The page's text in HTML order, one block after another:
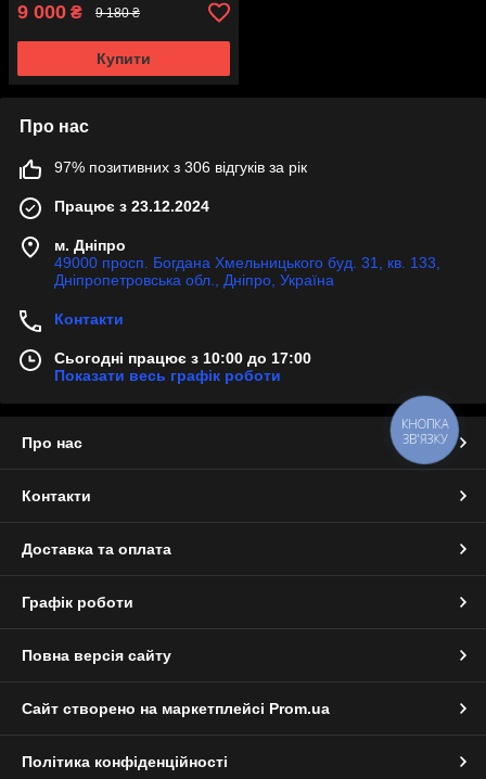
9 000 ₴ 9 180 ₴
Купити
Про нас
97% позитивних з 306 відгуків за рік
Працює з 23.12.2024
м. Дніпро
49000 просп. Богдана Хмельницького буд. 31, кв. 133,
Дніпропетровська обл., Дніпро, Україна
Контакти
Сьогодні працює з 10:00 до 17:00
Показати весь графік роботи
Про нас
Контакти
Доставка та оплата
Графік роботи
Повна версія сайту
Сайт створено на маркетплейсі Prom.ua
Політика конфіденційності
КНОПКА
ЗВ'ЯЗКУ